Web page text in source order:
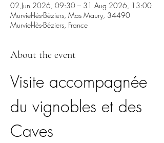
02 Jun 2026, 09:30 – 31 Aug 2026, 13:00
Murviel-lès-Béziers, Mas Maury, 34490
Murviel-lès-Béziers, France
About the event
Visite accompagnée
du vignobles et des
Caves